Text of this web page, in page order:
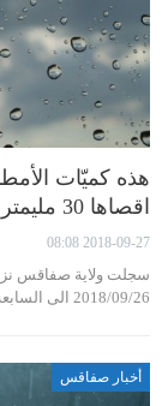
هذه كميّات
اقصاها 30 مليمتر
2018-09-27 08:08
سجلت ولاية صفاقس
2018/09/26 الى السابعة صباحا من يوم 2018/09/27…
أخبار صفاقس